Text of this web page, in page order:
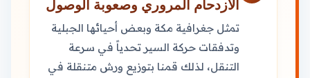
الازدحام المروري وصعوبة الوصول
تمثل جغرافية مكة وبعض أحيائها الجبلية
وتدفقات حركة السير تحدياً في سرعة
التنقل، لذلك قمنا بتوزيع ورش متنقلة في